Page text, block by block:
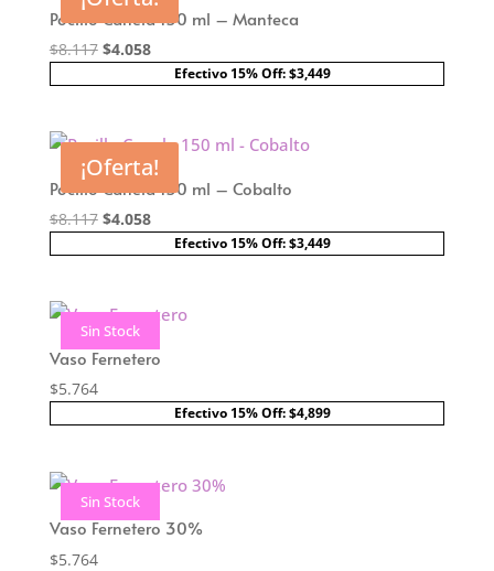
alto
Pocillo Canela 150 ml – Manteca
$8.117 El
$8.117.
$4.058El
precio
$4.058.
Efectivo 15% Off: $3,449
¡Oferta!
Sin Stock
Pocillo Canela 150 ml – Cobalto
$8.117 El
$4.058El
precio
$4.058.
Efectivo 15% Off: $3,449
Sin Stock
Vaso Fernetero
$5.764
Efectivo 15% Off: $4,899
Sin Stock
Vaso Fernetero 30%
$5.764